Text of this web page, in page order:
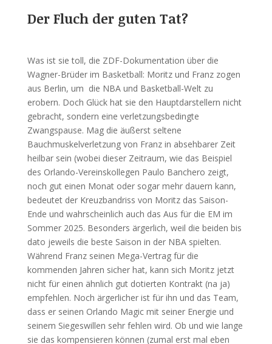
Der Fluch der guten Tat?
Was ist sie toll, die ZDF-Dokumentation über die
Wagner-Brüder im Basketball: Moritz und Franz zogen
aus Berlin, um die NBA und Basketball-Welt zu
erobern. Doch Glück hat sie den Hauptdarstellern nicht
gebracht, sondern eine verletzungsbedingte
Zwangspause. Mag die äußerst seltene
Bauchmuskelverletzung von Franz in absehbarer Zeit
heilbar sein (wobei dieser Zeitraum, wie das Beispiel
des Orlando-Vereinskollegen Paulo Banchero zeigt,
noch gut einen Monat oder sogar mehr dauern kann,
bedeutet der Kreuzbandriss von Moritz das Saison-
Ende und wahrscheinlich auch das Aus für die EM im
Sommer 2025. Besonders ärgerlich, weil die beiden bis
dato jeweils die beste Saison in der NBA spielten.
Während Franz seinen Mega-Vertrag für die
kommenden Jahren sicher hat, kann sich Moritz jetzt
nicht für einen ähnlich gut dotierten Kontrakt (na ja)
empfehlen. Noch ärgerlicher ist für ihn und das Team,
dass er seinen Orlando Magic mit seiner Energie und
seinem Siegeswillen sehr fehlen wird. Ob und wie lange
sie das kompensieren können (zumal erst mal eben